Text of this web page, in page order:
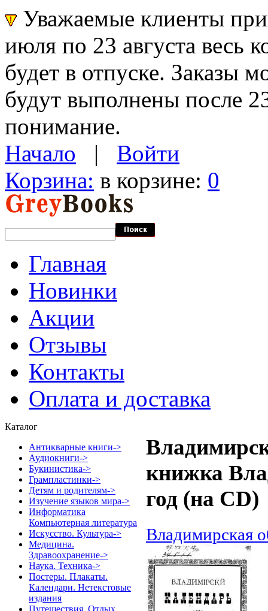
Уважаемые клиенты
июля по 23 августа весь
будет в отпуске. Заказы
будут выполнены после
понимание.
Начало | Войти
Корзина: в корзине: 0
Главная
Новинки
Акции
Отзывы
Контакты
Оплата и доставка
Каталог
Антикварные книги->
Аудиокниги->
Букинистика->
Грампластинки->
Детям и родителям->
Изучение языков мира->
Информатика
Компьютерная литература
Искусство. Культура->
Медицина.
Здравоохранение->
Наука. Техника->
Постеры. Плакаты.
Календари. Нетекстовые
издания
Путешествия. Отдых.
книжка
год (на CD)
Владимирская